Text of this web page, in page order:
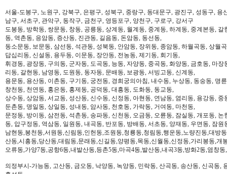
서울-도봉구, 노원구, 강북구, 은평구, 성북구, 중랑구, 동대문구, 광진구, 성동구,
남구, 서초구, 관악구, 동작구, 금천구, 영등포구, 양천구, 구로구, 강서구
도봉동, 방학동, 쌍문동, 창동, 공릉동, 상계동, 월계동, 중계동, 하계동, 중계본동,
동, 역촌동, 응암동, 증산동, 진관동, 길음동, 돈암동, 동선동,
동소문동, 보문동, 삼선동, 석관동, 성북동, 안암동, 장위동, 종암동, 하월곡동, 상월
답십리동, 신설동, 용두동, 이문동, 장안동, 전농동, 제기동, 회기동,
휘경동, 광장동, 구의동, 군자동, 도곡동, 능동, 자양동, 중곡동, 화양동, 금호동, 마
리동, 갈현동, 남영동, 도원동, 동자동, 문배동, 보광동, 서빙고동, 신계동,
용문동, 용산동, 이촌동, 구기동, 궁전동, 경희궁의아침, 내수동, 누상동, 동숭동, 명
창천동, 천연동, 홍은동, 홍제동, 공덕동, 대흥동, 도화동, 동교동,
상수동, 상암동, 서교동, 성산동, 신수동, 신정동, 아현동, 연남동, 염리동, 용강동,
둔촌동, 명일동, 상일동, 성내동, 암사동, 천호동, 가락동, 거여동, 마천동,
문정동, 방이동, 삼전동, 석촌동, 송파동, 신천동, 오금동, 오륜동, 잠실동, 개포동,
동, 압구정동, 역삼동, 일원동, 내곡동, 반포동, 방배동, 서초동, 양재동, 우면동, 잠원
남현동,봉천동,서원동,신림동,인헌동,조원동,청룡동,청림동,행운동,노량진동,대방
산동,시흥동,당산동,대림동,문래동,신길동,양평동,목동,신월동,신정동,가리봉동,개
오류동,가양7동,공항6동,내발산동,등촌5동,마곡4동,발산동,내곡3동,방화2동,염창동
의정부시-가능동, 고산동, 금오동, 낙양동, 녹양동, 민락동, 산곡동, 송산동, 신곡동,